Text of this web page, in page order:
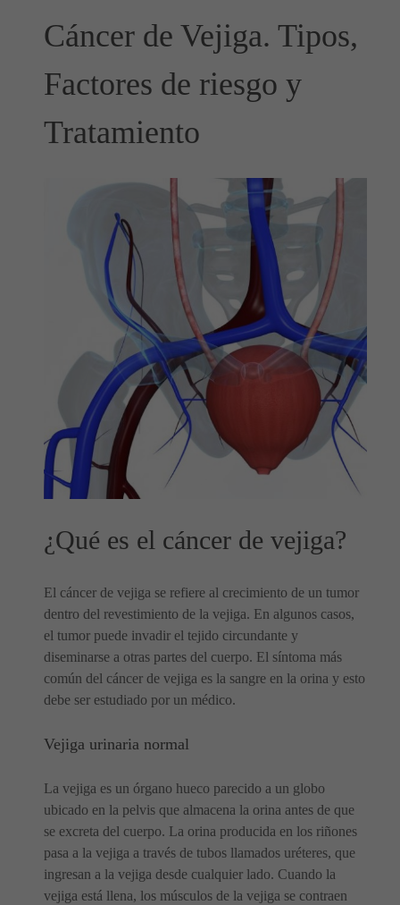
Cáncer de Vejiga. Tipos,
Factores de riesgo y
Tratamiento
¿Qué es el cáncer de vejiga?
El cáncer de vejiga se refiere al crecimiento de un tumor
dentro del revestimiento de la vejiga. En algunos casos,
el tumor puede invadir el tejido circundante y
diseminarse a otras partes del cuerpo. El síntoma más
común del cáncer de vejiga es la sangre en la orina y esto
debe ser estudiado por un médico.
Vejiga urinaria normal
La vejiga es un órgano hueco parecido a un globo
ubicado en la pelvis que almacena la orina antes de que
se excreta del cuerpo. La orina producida en los riñones
pasa a la vejiga a través de tubos llamados uréteres, que
ingresan a la vejiga desde cualquier lado. Cuando la
vejiga está llena, los músculos de la vejiga se contraen